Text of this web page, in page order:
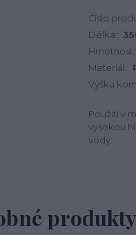
Číslo
Délka:
Hmotnost:
Materiál:
Výška
Použití v
vysokou
vody:
produkty